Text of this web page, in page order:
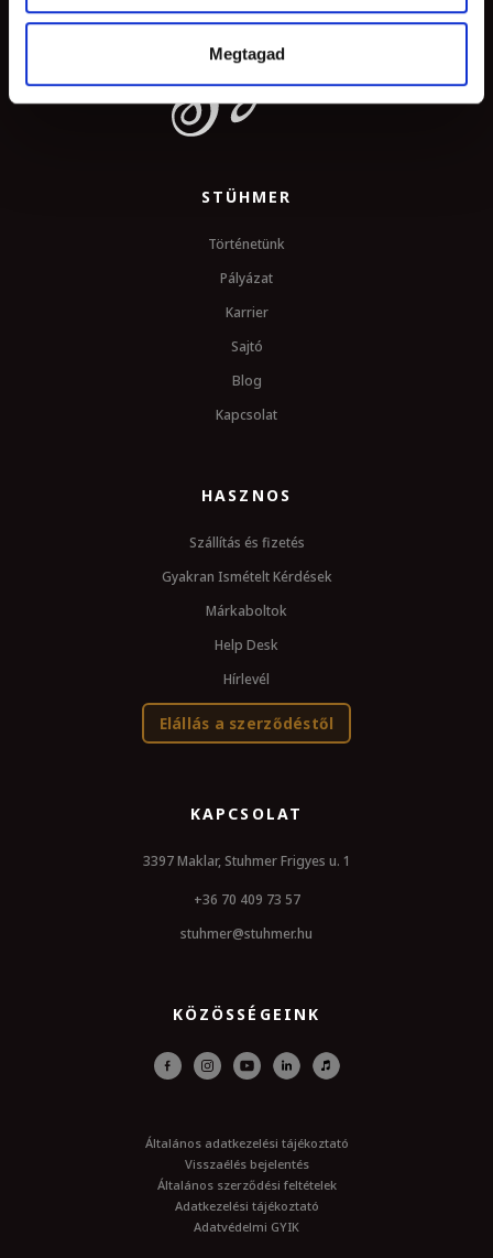
Megtagad
STÜHMER
Történetünk
Pályázat
Karrier
Sajtó
Blog
Kapcsolat
HASZNOS
Szállítás és fizetés
Gyakran Ismételt Kérdések
Márkaboltok
Help Desk
Hírlevél
Elállás a szerződéstől
KAPCSOLAT
3397 Maklar, Stuhmer Frigyes u. 1
+36 70 409 73 57
stuhmer@stuhmer.hu
KÖZÖSSÉGEINK
Általános adatkezelési tájékoztató
Visszaélés bejelentés
Általános szerződési feltételek
Adatkezelési tájékoztató
Adatvédelmi GYIK